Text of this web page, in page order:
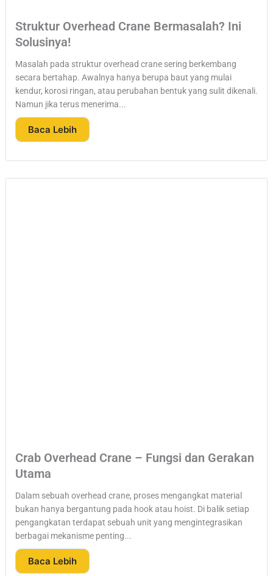
Struktur Overhead Crane Bermasalah? Ini
Solusinya!
Masalah pada struktur overhead crane sering berkembang
secara bertahap. Awalnya hanya berupa baut yang mulai
kendur, korosi ringan, atau perubahan bentuk yang sulit dikenali.
Namun jika terus menerima...
Baca Lebih
Crab Overhead Crane – Fungsi dan Gerakan
Utama
Dalam sebuah overhead crane, proses mengangkat material
bukan hanya bergantung pada hook atau hoist. Di balik setiap
pengangkatan terdapat sebuah unit yang mengintegrasikan
berbagai mekanisme penting...
Baca Lebih